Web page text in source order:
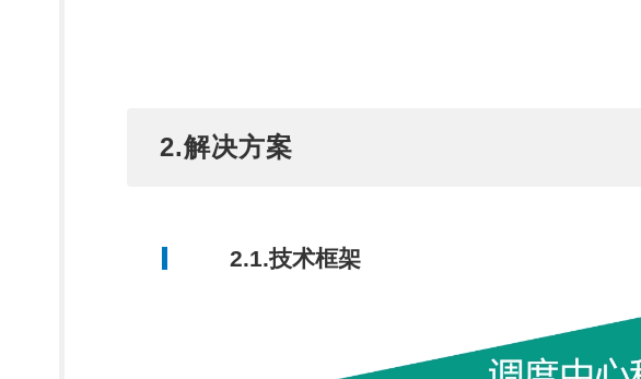
2.解决方案
2.1.技术框架